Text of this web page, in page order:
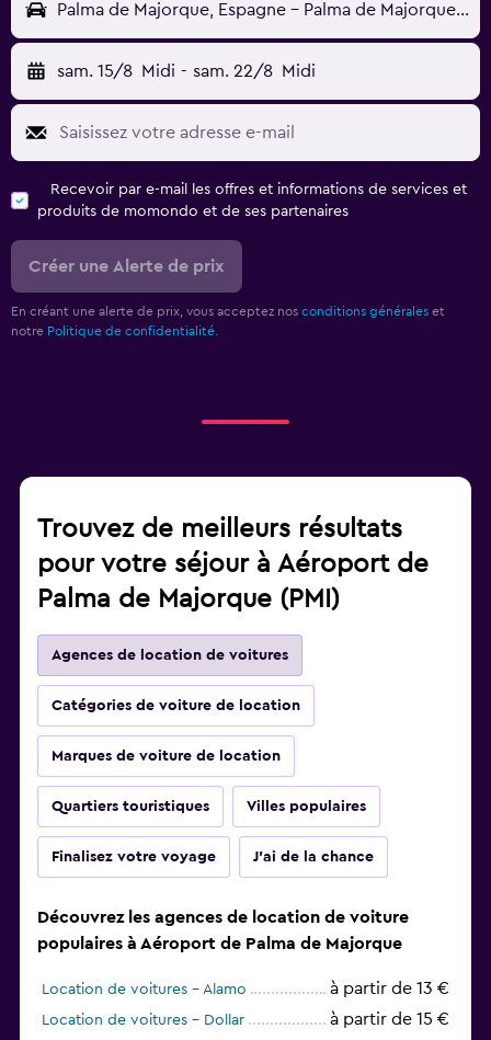
Palma de Majorque, Espagne - Palma de Majorque (PMI)
sam. 15/8 Midi - sam. 22/8 Midi
Recevoir par e-mail les offres et informations de services et
produits de momondo et de ses partenaires
Créer une Alerte de prix
En créant une alerte de prix, vous acceptez nos conditions générales et
notre Politique de confidentialité.
Trouvez de meilleurs résultats
pour votre séjour à Aéroport de
Palma de Majorque (PMI)
Agences de location de voitures
Catégories de voiture de location
Marques de voiture de location
Quartiers touristiques Villes populaires
Finalisez votre voyage J'ai de la chance
Découvrez les agences de location de voiture
populaires à Aéroport de Palma de Majorque
Location de voitures - Alamo à partir de 13 €
Location de voitures - Dollar à partir de 15 €